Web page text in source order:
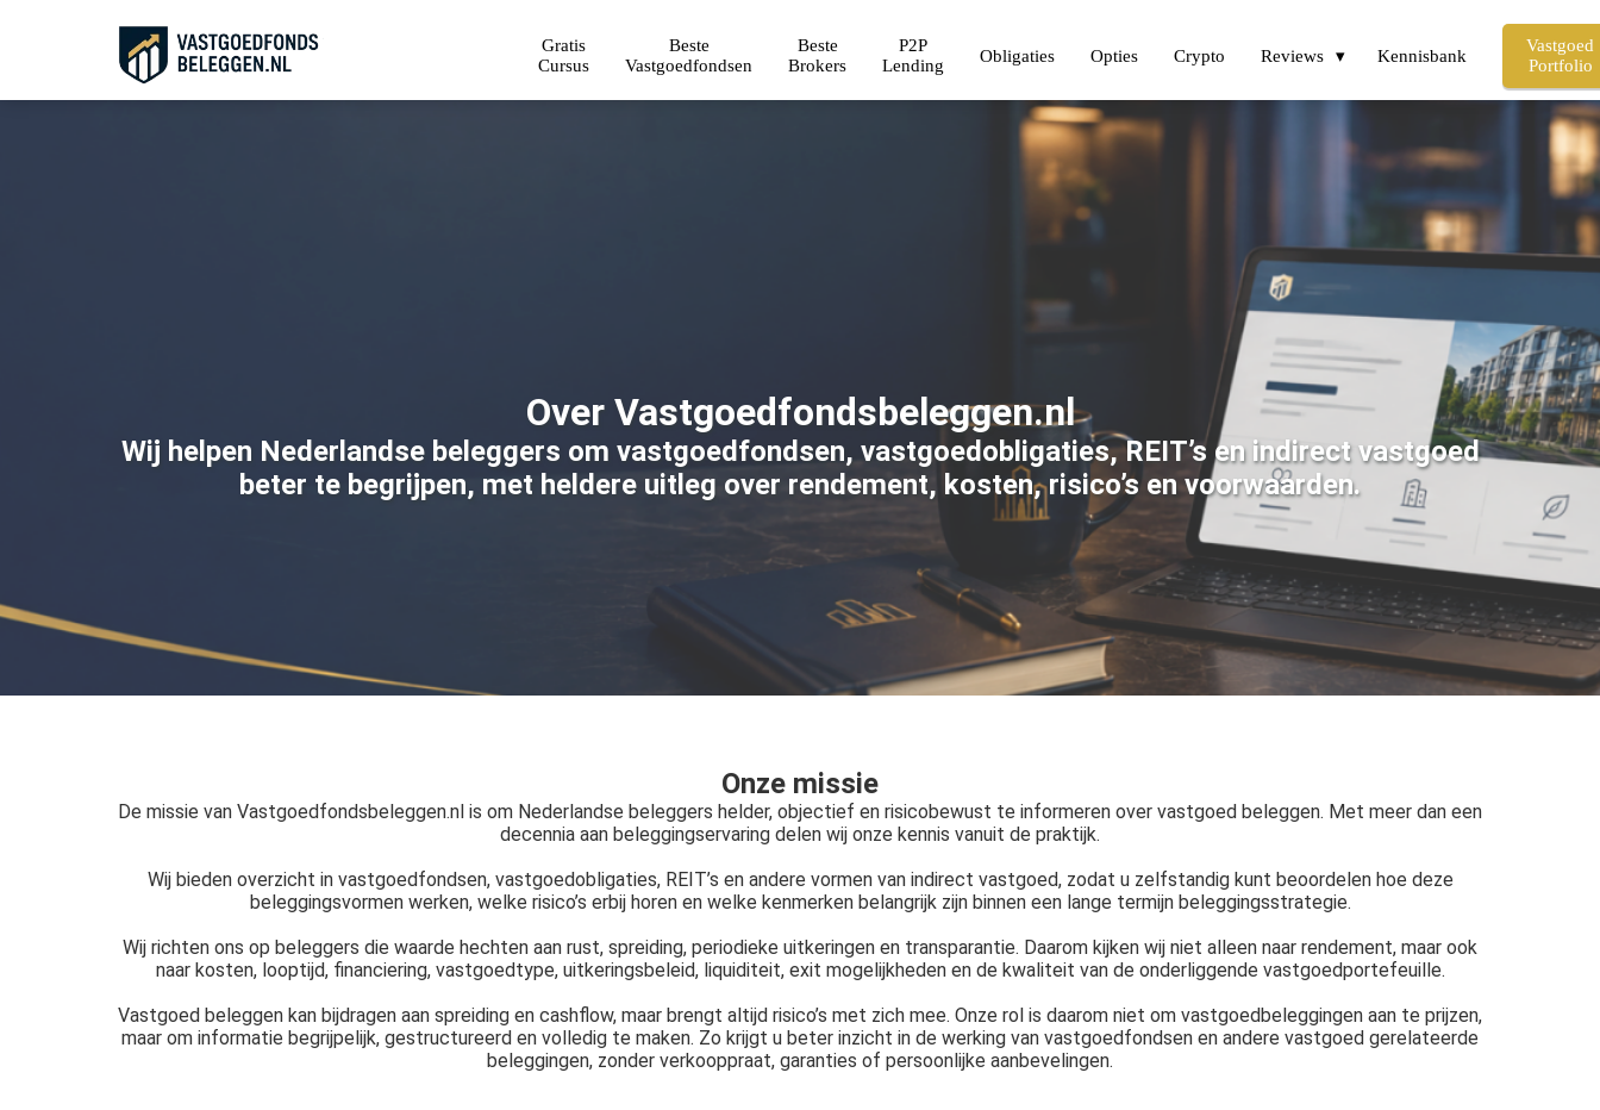
Gratis
Cursus
Beste
Vastgoedfondsen
Beste
Brokers
P2P
Lending
Obligaties Opties Crypto Reviews Kennisbank
Vastgoed
Portfolio
Over Vastgoedfondsbeleggen.nl
Wij helpen Nederlandse beleggers om vastgoedfondsen, vastgoedobligaties, REIT’s en indirect vastgoed
beter te begrijpen, met heldere uitleg over rendement, kosten, risico’s en voorwaarden.
Onze missie
De missie van Vastgoedfondsbeleggen.nl is om Nederlandse beleggers helder, objectief en risicobewust te informeren over vastgoed beleggen. Met meer dan een
decennia aan beleggingservaring delen wij onze kennis vanuit de praktijk.
Wij bieden overzicht in vastgoedfondsen, vastgoedobligaties, REIT’s en andere vormen van indirect vastgoed, zodat u zelfstandig kunt beoordelen hoe deze
beleggingsvormen werken, welke risico’s erbij horen en welke kenmerken belangrijk zijn binnen een lange termijn beleggingsstrategie.
Wij richten ons op beleggers die waarde hechten aan rust, spreiding, periodieke uitkeringen en transparantie. Daarom kijken wij niet alleen naar rendement, maar ook
naar kosten, looptijd, financiering, vastgoedtype, uitkeringsbeleid, liquiditeit, exit mogelijkheden en de kwaliteit van de onderliggende vastgoedportefeuille.
Vastgoed beleggen kan bijdragen aan spreiding en cashflow, maar brengt altijd risico’s met zich mee. Onze rol is daarom niet om vastgoedbeleggingen aan te prijzen,
maar om informatie begrijpelijk, gestructureerd en volledig te maken. Zo krijgt u beter inzicht in de werking van vastgoedfondsen en andere vastgoed gerelateerde
beleggingen, zonder verkooppraat, garanties of persoonlijke aanbevelingen.